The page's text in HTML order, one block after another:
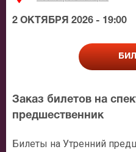
2 ОКТЯБРЯ 2026 - 19:00
Заказ билетов на
предшественник
Билеты на Утренний